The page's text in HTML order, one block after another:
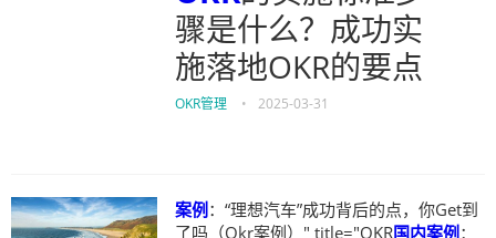
骤是什么？成功实
施落地OKR的要点
OKR管理 • 2025-03-31
案例 ：“理想汽车”成功背后的点，你Get到
了吗（Okr案例）" title="OKR国内案例 ：